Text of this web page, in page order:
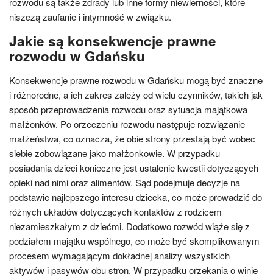
niszczą zaufanie i intymność w związku.
Jakie są konsekwencje prawne
rozwodu w Gdańsku
Konsekwencje prawne rozwodu w Gdańsku mogą być znaczne
i różnorodne, a ich zakres zależy od wielu czynników, takich jak
sposób przeprowadzenia rozwodu oraz sytuacja majątkowa
małżonków. Po orzeczeniu rozwodu następuje rozwiązanie
małżeństwa, co oznacza, że obie strony przestają być wobec
siebie zobowiązane jako małżonkowie. W przypadku
posiadania dzieci konieczne jest ustalenie kwestii dotyczących
opieki nad nimi oraz alimentów. Sąd podejmuje decyzje na
podstawie najlepszego interesu dziecka, co może prowadzić do
różnych układów dotyczących kontaktów z rodzicem
niezamieszkałym z dziećmi. Dodatkowo rozwód wiąże się z
podziałem majątku wspólnego, co może być skomplikowanym
procesem wymagającym dokładnej analizy wszystkich
aktywów i pasywów obu stron. W przypadku orzekania o winie